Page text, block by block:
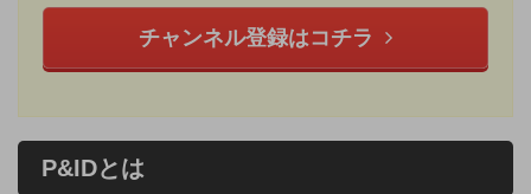
チャンネル登録はコチラ
P&IDとは